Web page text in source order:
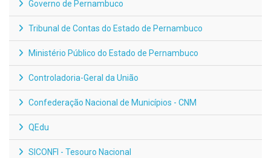
Governo de Pernambuco
Tribunal de Contas do Estado de Pernambuco
Ministério Público do Estado de Pernambuco
Controladoria-Geral da União
Confederação Nacional de Municípios - CNM
QEdu
SICONFI - Tesouro Nacional